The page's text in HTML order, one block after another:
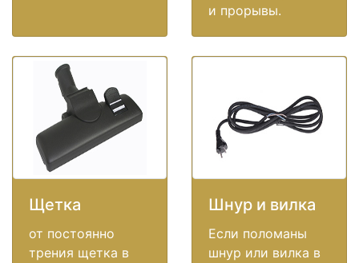
и прорывы.
Щетка
от постоянно
трения щетка в
Шнур и вилка
Если поломаны
шнур или вилка в